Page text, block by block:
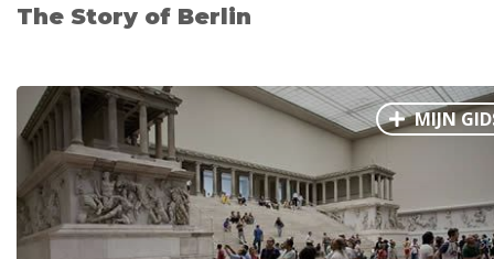
The Story of Berlin
MIJN